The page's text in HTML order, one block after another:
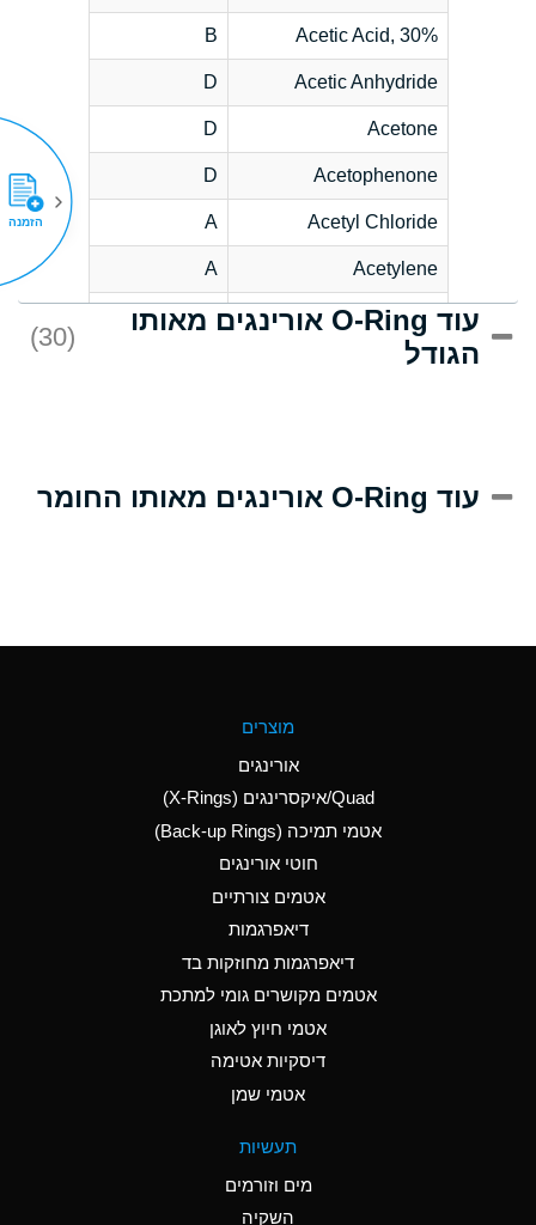
Acetic Acid, 30%
B
Acetic Anhydride
D
Acetone
D
Acetophenone
D
Acetyl Chloride
A
Acetylene
A
Acrlylonitrile
C
Adipic Acid
(Aqueous)
Aluminum Nitrate
(Aqueous)
Aluminum Phosphate
Ammonia Anhydrous
D
Ammonia Gas (cold)
D
Ammonia Gas (hot)
עוד O-Ring אורינגים מאותו
הגודל
(30)
עוד O-Ring אורינגים מאותו החומר
מוצרים
אורינגים
Quad/איקסרינגים (X-Rings)
אטמי תמיכה (Back-up Rings)
חוטי אורינגים
אטמים צורתיים
דיאפרגמות
דיאפרגמות מחוזקות בד
אטמים מקושרים גומי למתכת
אטמי חיוץ לאוגן
דיסקיות אטימה
אטמי שמן
תעשיות
מים וזורמים
השקיה
הזמנה